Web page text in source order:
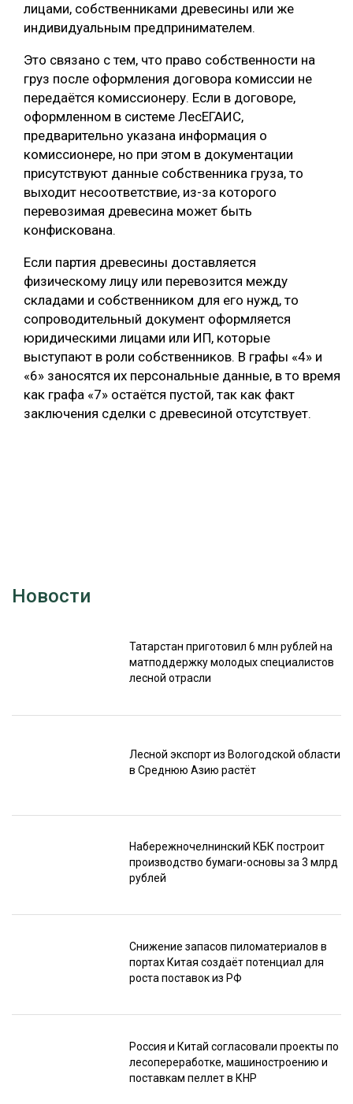
лицами, собственниками древесины или же
индивидуальным предпринимателем.
Это связано с тем, что право собственности на
груз после оформления договора комиссии не
передаётся комиссионеру. Если в договоре,
оформленном в системе ЛесЕГАИС,
предварительно указана информация о
комиссионере, но при этом в документации
присутствуют данные собственника груза, то
выходит несоответствие, из-за которого
перевозимая древесина может быть
конфискована.
Если партия древесины доставляется
физическому лицу или перевозится между
складами и собственником для его нужд, то
сопроводительный документ оформляется
юридическими лицами или ИП, которые
выступают в роли собственников. В графы «4» и
«6» заносятся их персональные данные, в то время
как графа «7» остаётся пустой, так как факт
заключения сделки с древесиной отсутствует.
Новости
Татарстан приготовил 6 млн рублей на
матподдержку молодых специалистов
лесной отрасли
Лесной экспорт из Вологодской области
в Среднюю Азию растёт
Набережночелнинский КБК построит
производство бумаги-основы за 3 млрд
рублей
Снижение запасов пиломатериалов в
портах Китая создаёт потенциал для
роста поставок из РФ
Россия и Китай согласовали проекты по
лесопереработке, машиностроению и
поставкам пеллет в КНР